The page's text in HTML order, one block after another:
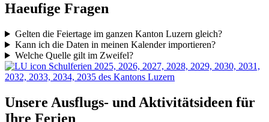
Haeufige Fragen
Gelten die Feiertage im ganzen Kanton Luzern gleich?
Kann ich die Daten in meinen Kalender importieren?
Welche Quelle gilt im Zweifel?
Schulferien 2025, 2026, 2027, 2028, 2029, 2030, 2031,
2032, 2033, 2034, 2035 des Kantons Luzern
Unsere Ausflugs- und Aktivitätsideen für
Ihre Ferien